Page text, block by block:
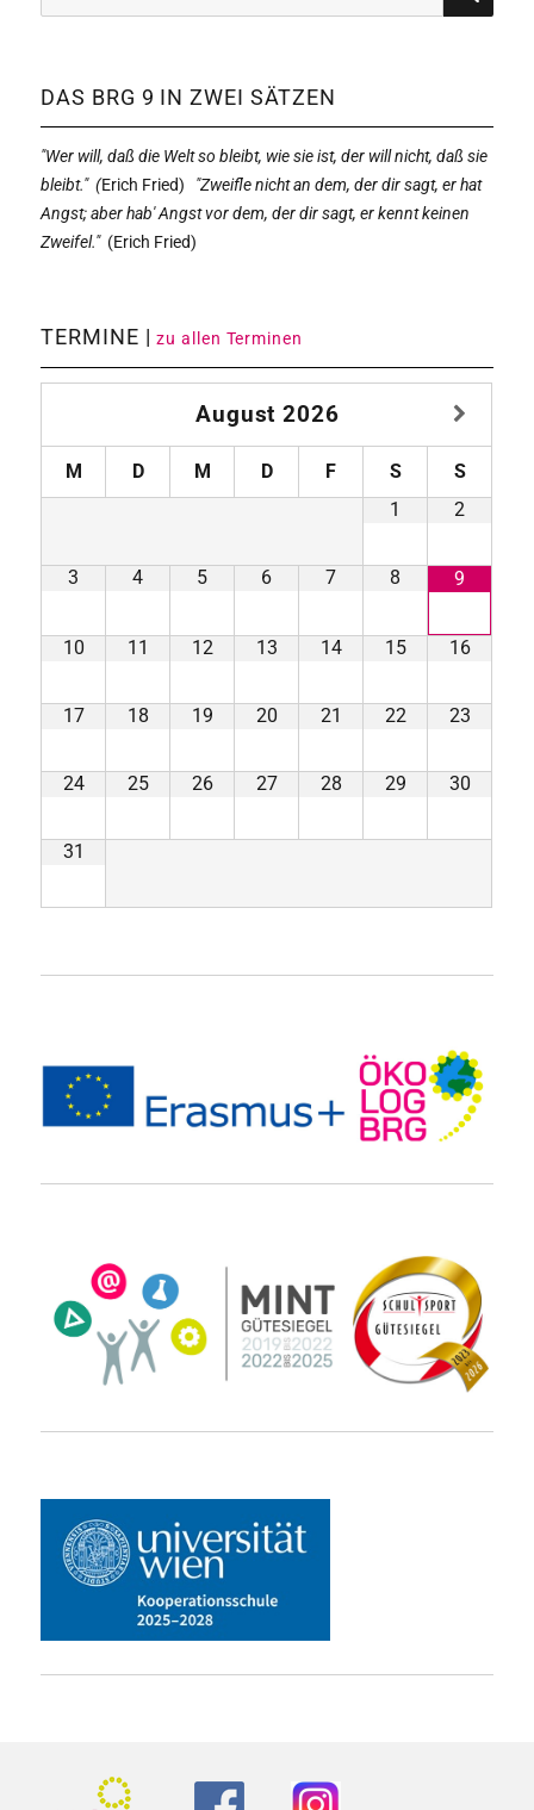
nach:
SUCHE
DAS BRG 9 IN ZWEI SÄTZEN
"Wer will, daß die Welt so bleibt, wie sie ist, der will nicht, daß sie
bleibt." (Erich Fried)
"Zweifle nicht an dem, der dir sagt, er hat
Angst; aber hab' Angst vor dem, der dir sagt, er kennt keinen
Zweifel."(Erich Fried)
TERMINE |zu allen Terminen
August 2026
M D M D F S
S
1
2
3 4 5 6 7 8 9
10 11 12 13 14 15 16
17 18 19 20 21 22 23
24 25 26 27 28 29 30
31